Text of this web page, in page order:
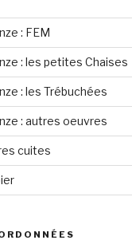
: FEM
: les petites Chaises
: les Trébuchées
: autres oeuvres
cuites